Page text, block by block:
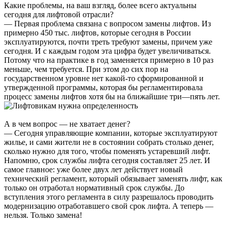
Какие проблемы, на ваш взгляд, более всего актуальны
сегодня для лифтовой отрасли?
— Первая проблема связана с вопросом замены лифтов. Из
примерно 450 тыс. лифтов, которые сегодня в России
эксплуатируются, почти треть требуют замены, причем уже
сегодня. И с каждым годом эта цифра будет увеличиваться.
Потому что на практике в год заменяется примерно в 10 раз
меньше, чем требуется. При этом до сих пор на
государственном уровне нет какой-то сформированной и
утвержденной программы, которая бы регламентировала
процесс замены лифтов хотя бы на ближайшие три—пять лет.
А в чем вопрос — не хватает денег?
— Сегодня управляющие компании, которые эксплуатируют
жилье, и сами жители не в состоянии собрать столько денег,
сколько нужно для того, чтобы поменять устаревший лифт.
Напомню, срок службы лифта сегодня составляет 25 лет. И
самое главное: уже более двух лет действует новый
технический регламент, который обязывает заменять лифт, как
только он отработал нормативный срок службы. До
вступления этого регламента в силу разрешалось проводить
модернизацию отработавшего свой срок лифта. А теперь —
нельзя. Только замена!